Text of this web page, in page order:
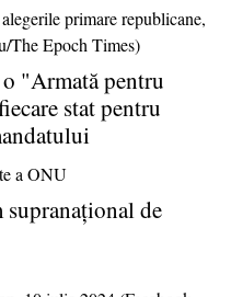
"Armată pentru
stat pentru
supranaţional de